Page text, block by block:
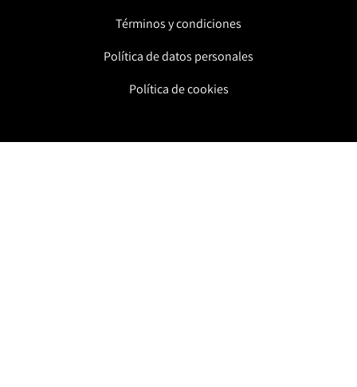
Términos y condiciones
Política de datos personales
Política de cookies